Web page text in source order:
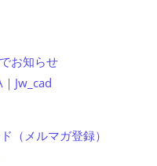
お知らせ
Jw_cad
（メルマガ登録）